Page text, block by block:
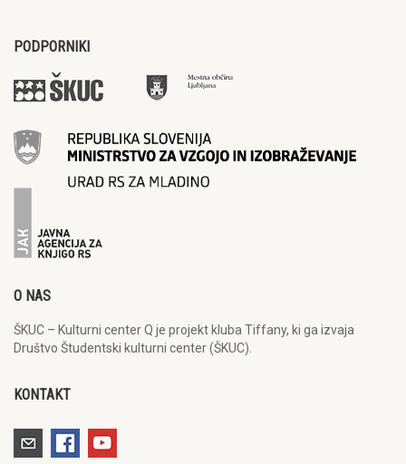
PODPORNIKI
O NAS
ŠKUC – Kulturni center Q je projekt kluba Tiffany, ki ga izvaja
Društvo Študentski kulturni center (ŠKUC).
KONTAKT